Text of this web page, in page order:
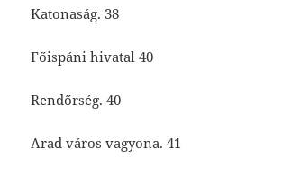
Katonaság. 38
Főispáni hivatal 40
Rendőrség. 40
Arad város vagyona. 41